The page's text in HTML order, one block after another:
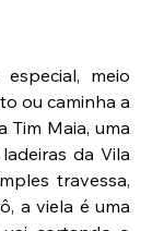
meio
ou caminha a
Tim Maia, uma
da Vila
travessa,
a viela é uma